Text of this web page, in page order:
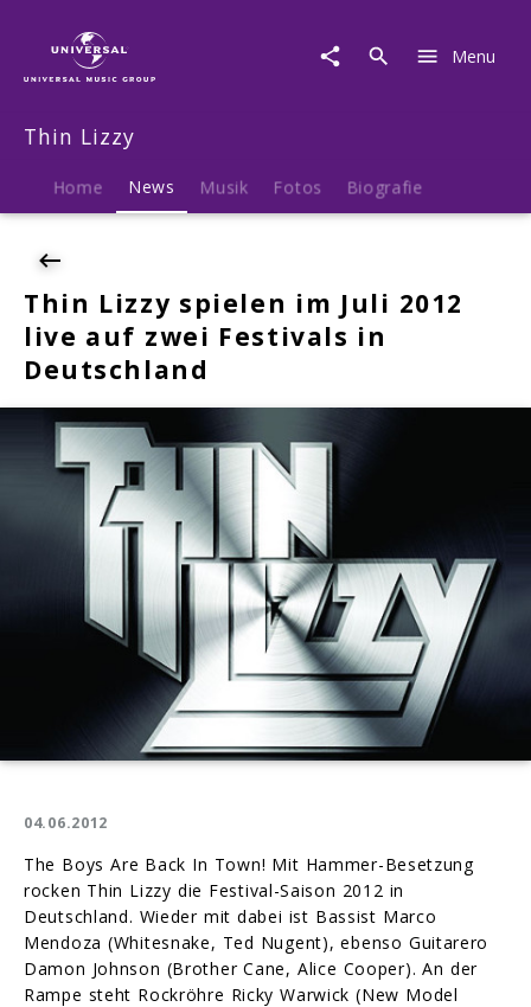
News
Thin
spielen
im
2012
zwei
Festivals
Deutschland
Menu
Thin Lizzy
Home News Musik Fotos Biografie
Thin Lizzy spielen im Juli 2012
live auf zwei Festivals in
Deutschland
04.06.2012
The Boys Are Back In Town! Mit Hammer-Besetzung
rocken Thin Lizzy die Festival-Saison 2012 in
Deutschland. Wieder mit dabei ist Bassist Marco
Mendoza (Whitesnake, Ted Nugent), ebenso Guitarero
Damon Johnson (Brother Cane, Alice Cooper). An der
Rampe steht Rockröhre Ricky Warwick (New Model